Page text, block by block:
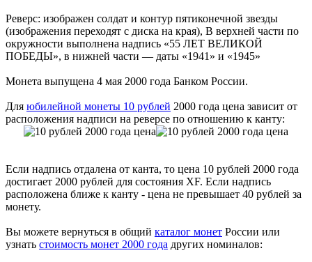
Реверс: изображен солдат и контур пятиконечной звезды
(изображения переходят с диска на края), В верхней части по
окружности выполнена надпись «55 ЛЕТ ВЕЛИКОЙ
ПОБЕДЫ», в нижней части — даты «1941» и «1945»
Монета выпущена 4 мая 2000 года Банком России.
Для юбилейной монеты 10 рублей 2000 года цена зависит от
расположения надписи на реверсе по отношению к канту:
Если надпись отдалена от канта, то цена 10 рублей 2000 года
достигает 2000 рублей для состояния XF. Если надпись
расположена ближе к канту - цена не превышает 40 рублей за
монету.
Вы можете вернуться в общий каталог монет России или
узнать стоимость монет 2000 года других номиналов: